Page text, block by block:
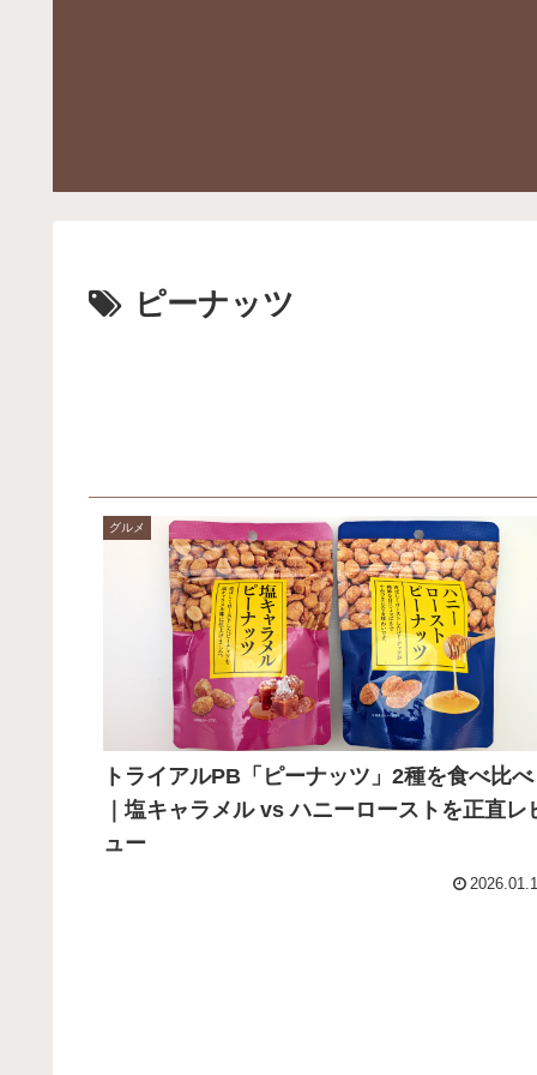
ピーナッツ
グルメ
トライアルPB「ピーナッツ」2種を食べ比べ
｜塩キャラメル vs ハニーローストを正直レ
ュー